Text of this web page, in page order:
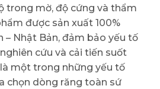
trong mờ, độ cứng và thẩm
được sản xuất 100%
– Nhật Bản, đảm bảo yếu tố
cứu và cải tiến suốt
một trong những yếu tố
chọn dòng răng toàn sứ